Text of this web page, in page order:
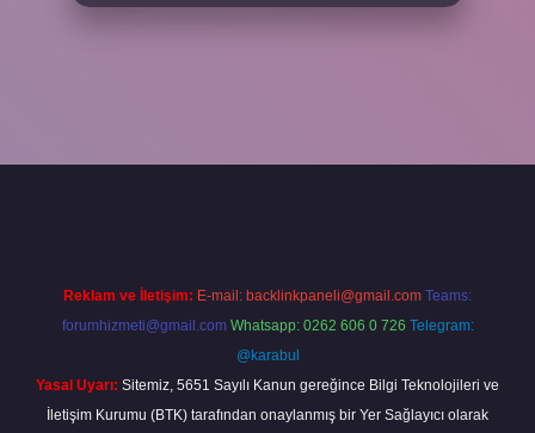
Reklam ve İletişim: E-mail: backlinkpaneli@gmail.com Teams:
forumhizmeti@gmail.com Whatsapp: 0262 606 0 726 Telegram:
@karabul
Yasal Uyarı: Sitemiz, 5651 Sayılı Kanun gereğince Bilgi Teknolojileri ve
İletişim Kurumu (BTK) tarafından onaylanmış bir Yer Sağlayıcı olarak